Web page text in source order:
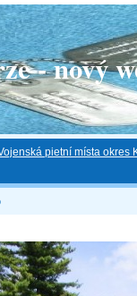
- nový
pietní místa okres